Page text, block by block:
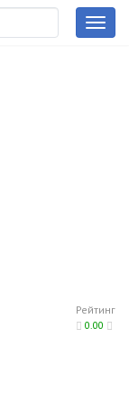
Рейтинг
0.00